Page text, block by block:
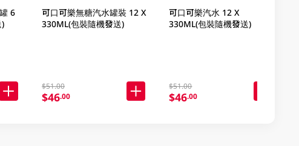
6
可口可樂無糖汽水罐裝 12 X
330ML(包裝隨機發送)
$51.00
$46.00
可口可樂汽水 12 X
330ML(包裝隨機發送)
$51.00
$46.00